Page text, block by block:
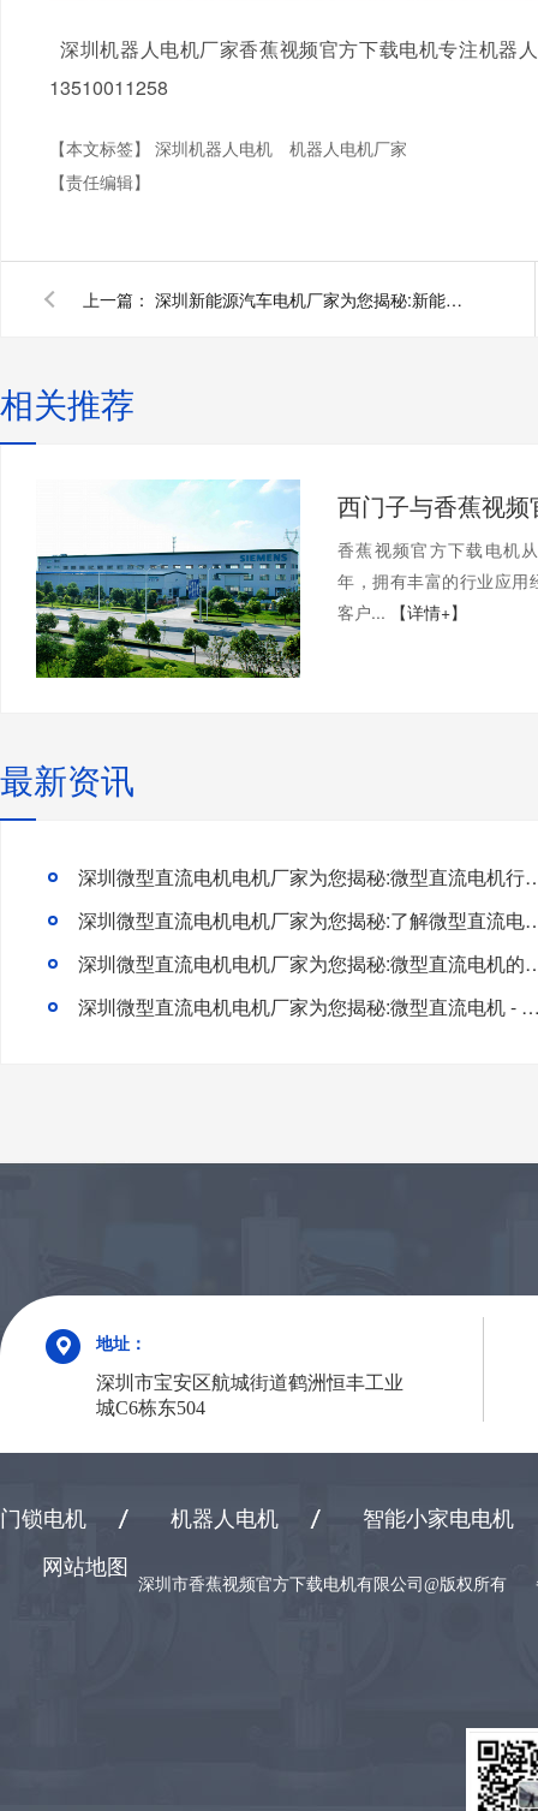
深圳机器人电机厂家香蕉视频官方下载电机专注机器人电
13510011258
【本文标签】 深圳机器人电机
机器人电机厂家
【责任编辑】
上一篇： 深圳新能源汽车电机厂家为您揭秘:新能源汽车电机系统方案
相关推荐
香蕉视频官方下载电机
年，拥有丰富的行业应用
客户...
【详情+】
最新资讯
深圳微型直流电机电机厂家为您
深圳微型直流电机电机厂家为您揭
深圳微型直流电机电机厂家为
深圳微型直流电机电机厂家为您揭秘:微型直
地址：
深圳市宝安区航城街道鹤洲恒丰工业
城C6栋东504
门锁电机 机器人电机
智能小家电电机
网站地图
深圳市香蕉视频官方下载电机有限公司@版权所有